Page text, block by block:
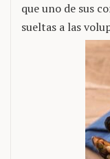
que uno de sus
sueltas a las